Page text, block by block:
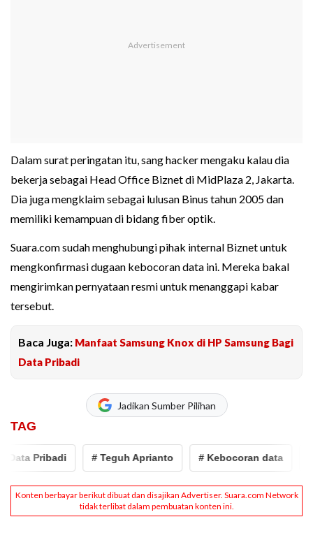
Dalam surat peringatan itu, sang hacker mengaku kalau dia
bekerja sebagai Head Office Biznet di MidPlaza 2, Jakarta.
Dia juga mengklaim sebagai lulusan Binus tahun 2005 dan
memiliki kemampuan di bidang fiber optik.
Suara.com sudah menghubungi pihak internal Biznet untuk
mengkonfirmasi dugaan kebocoran data ini. Mereka bakal
mengirimkan pernyataan resmi untuk menanggapi kabar
tersebut.
Baca Juga: Manfaat Samsung Knox di HP Samsung Bagi
Data Pribadi
Jadikan Sumber Pilihan
TAG
Pribadi # Teguh Aprianto # Kebocoran data